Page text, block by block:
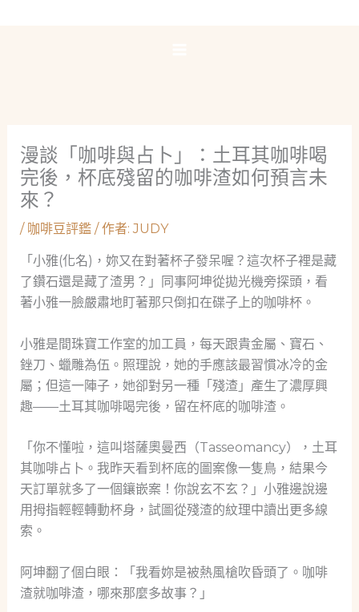
漫談「咖啡與占卜」：土耳其咖啡喝
完後，杯底殘留的咖啡渣如何預言未
來？
/ 咖啡豆評鑑/ 作者:JUDY
「小雅(化名)，妳又在對著杯子發呆喔？這次杯子裡是藏
了鑽石還是藏了渣男？」同事阿坤從拋光機旁探頭，看
著小雅一臉嚴肅地盯著那只倒扣在碟子上的咖啡杯。
小雅是間珠寶工作室的加工員，每天跟貴金屬、寶石、
銼刀、蠟雕為伍。照理說，她的手應該最習慣冰冷的金
屬；但這一陣子，她卻對另一種「殘渣」產生了濃厚興
趣——土耳其咖啡喝完後，留在杯底的咖啡渣。
「你不懂啦，這叫塔薩奧曼西（Tasseomancy），土耳
其咖啡占卜。我昨天看到杯底的圖案像一隻鳥，結果今
天訂單就多了一個鑲嵌案！你說玄不玄？」小雅邊說邊
用拇指輕輕轉動杯身，試圖從殘渣的紋理中讀出更多線
索。
阿坤翻了個白眼：「我看妳是被熱風槍吹昏頭了。咖啡
渣就咖啡渣，哪來那麼多故事？」